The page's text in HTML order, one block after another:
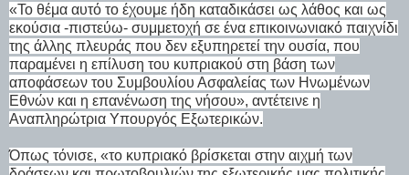
«Το θέμα αυτό το έχουμε ήδη καταδικάσει ως λάθος και ως
εκούσια -πιστεύω- συμμετοχή σε ένα επικοινωνιακό παιχνίδι
της άλλης πλευράς που δεν εξυπηρετεί την ουσία, που
παραμένει η επίλυση του κυπριακού στη βάση των
αποφάσεων του Συμβουλίου Ασφαλείας των Ηνωμένων
Εθνών και η επανένωση της νήσου», αντέτεινε η
Αναπληρώτρια Υπουργός Εξωτερικών.
Όπως τόνισε, «το κυπριακό βρίσκεται στην αιχμή των